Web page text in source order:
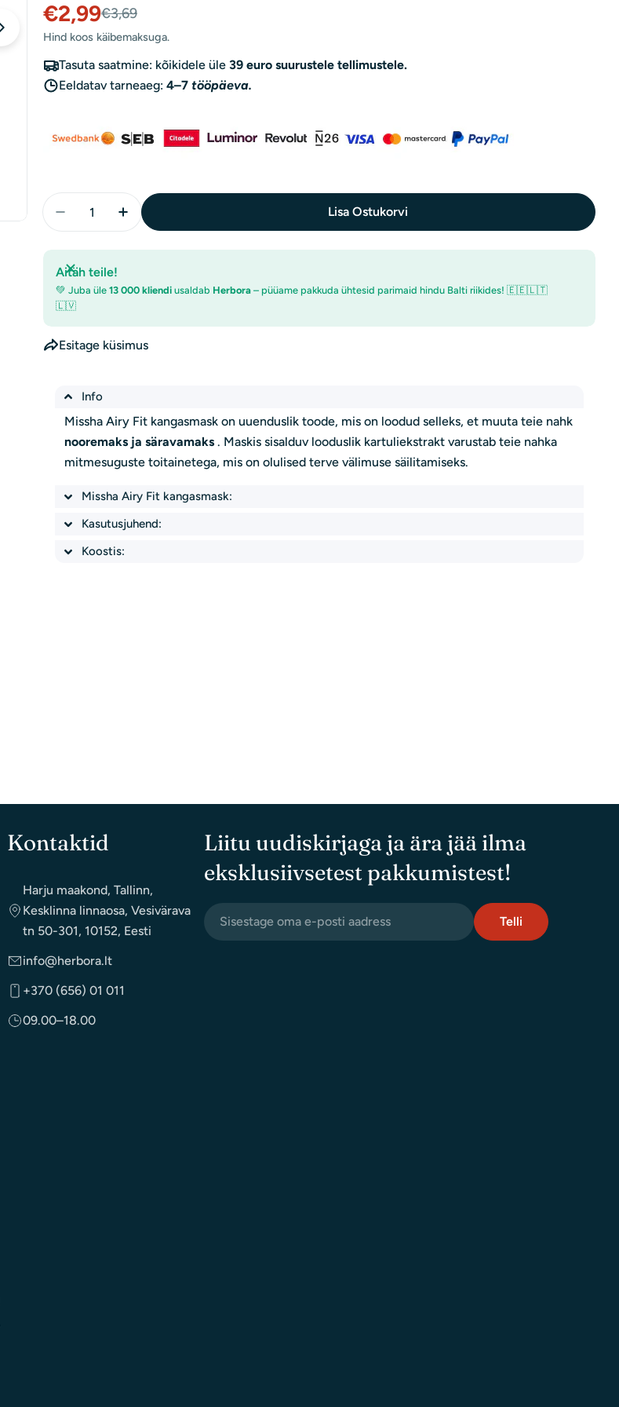
Müügihind
€2,99
Tavaline
hind
€3,69
Hind koos käibemaksuga.
Tasuta saatmine: kõikidele üle 39 euro suurustele tellimustele.
Eeldatav tarneaeg: 4–7 tööpäeva.
Lisa Ostukorvi
Aitäh teile!
💚 Juba üle 13 000 kliendiusaldab Herbora– püüame pakkuda ühtesid parimaid hindu Balti riikides! 🇪🇪🇱🇹
🇱🇻
Esitage küsimus
Info
Missha Airy Fit kangasmask on uuenduslik toode, mis on loodud selleks, et muuta teie nahk
nooremaks ja säravamaks. Maskis sisalduv looduslik kartuliekstrakt varustab teie nahka
mitmesuguste toitainetega, mis on olulised terve välimuse säilitamiseks.
Missha Airy Fit kangasmask:
Kasutusjuhend:
Koostis:
Kontaktid
Harju maakond, Tallinn,
Kesklinna linnaosa, Vesivärava
tn 50-301, 10152, Eesti
info@herbora.lt
+370 (656) 01 011
09.00–18.00
Liitu uudiskirjaga ja ära jää ilma
eksklusiivsetest pakkumistest!
email
postkontor
Telli